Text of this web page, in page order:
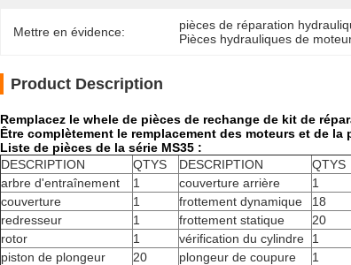
Mettre en évidence: pièces de réparation
Pièces hydrauliques de
Product Description
Remplacez le whele de pièces de rechange de kit de
Être complètement le remplacement des moteurs et de la
Liste de pièces de la série MS35 :
DESCRIPTION
QTYS DESCRIPTION
QTYS
arbre d'entraînement
1 couverture arrière
1
couverture
1 frottement dynamique
18
redresseur
1 frottement statique
20
rotor
1 vérification du cylindre
1
piston de plongeur
20 plongeur de coupure
1